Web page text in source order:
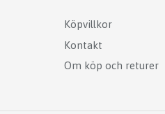
Köpvillkor
Kontakt
Om köp och returer